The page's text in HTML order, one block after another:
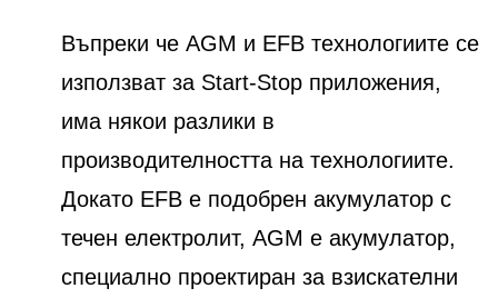
Въпреки че AGM и EFB технологиите се
използват за Start-Stop приложения,
има някои разлики в
производителността на технологиите.
Докато EFB е подобрен акумулатор с
течен електролит, AGM е акумулатор,
специално проектиран за взискателни